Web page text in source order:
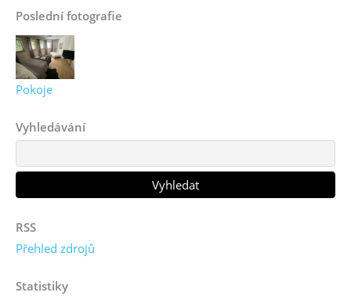
Poslední fotografie
Pokoje
Vyhledávání
RSS
Přehled zdrojů
Statistiky